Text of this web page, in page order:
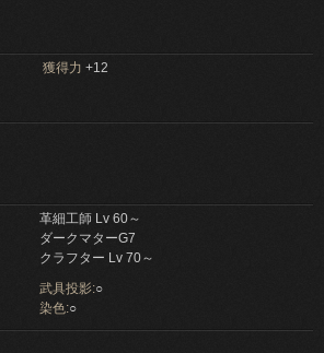
獲得力 +12
革細工師 Lv 60～
ダークマターG7
クラフター Lv 70～
武具投影:○
染色:○